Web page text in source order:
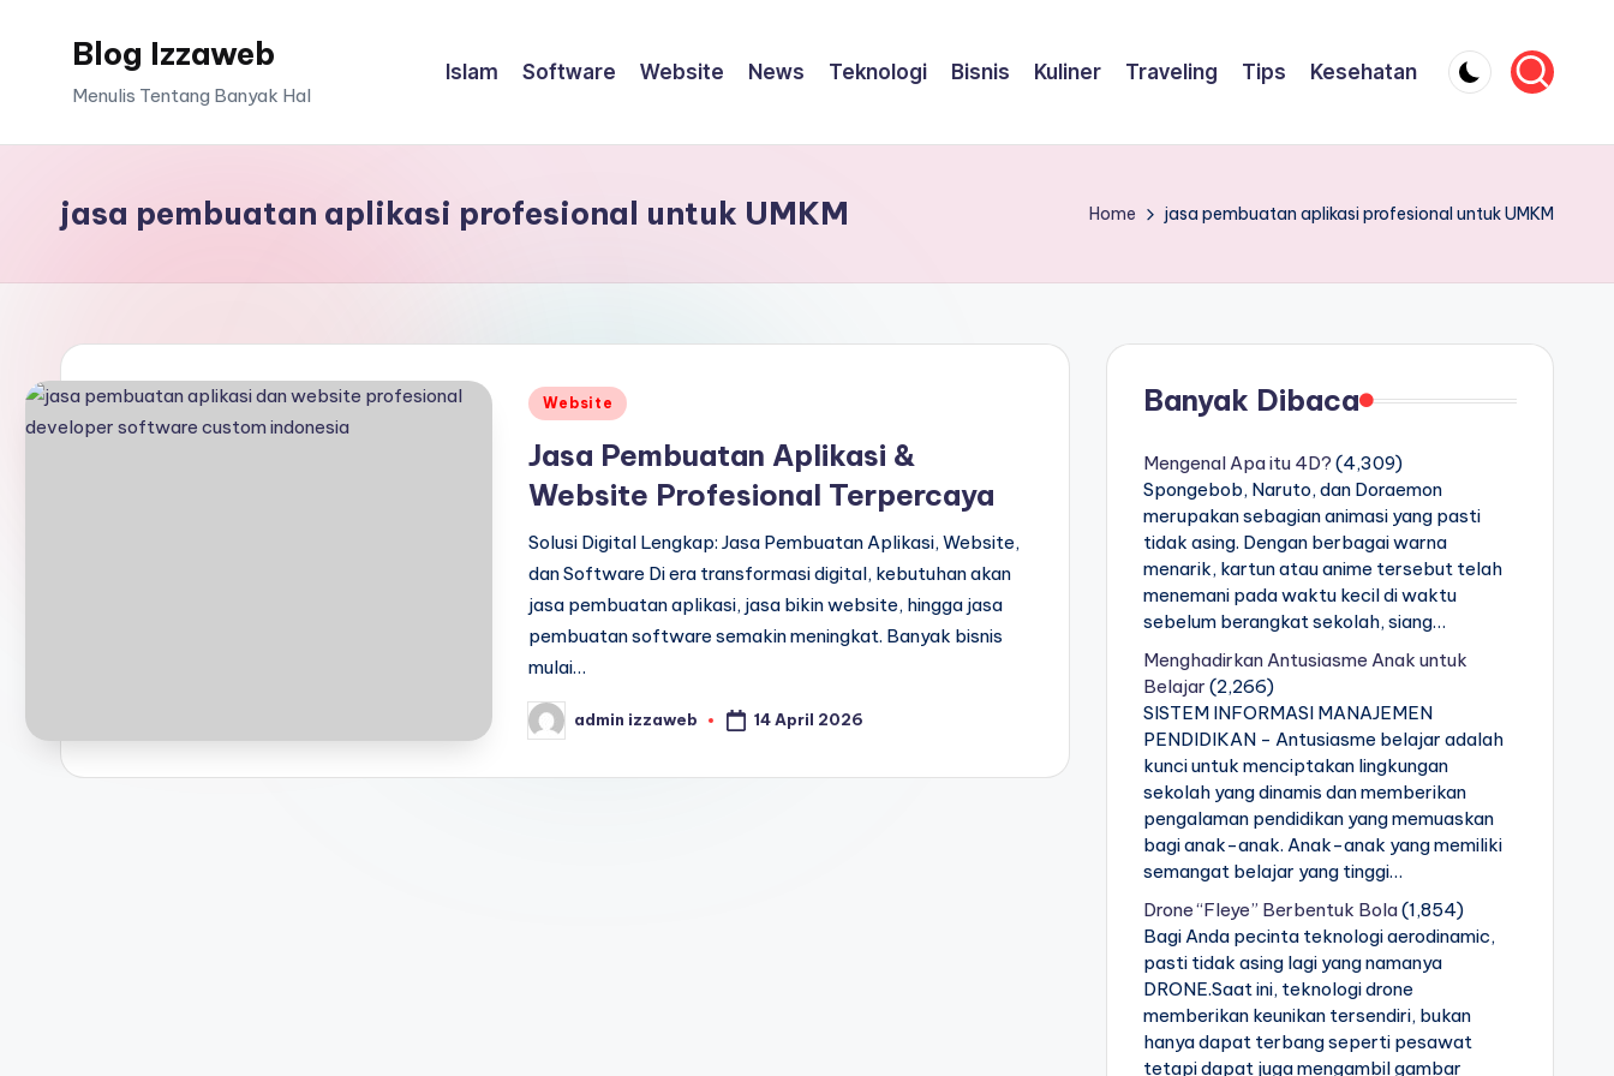
Blog Izzaweb
Menulis Tentang Banyak Hal
Islam Software Website News Teknologi Bisnis Kuliner Traveling Tips Kesehatan
jasa pembuatan aplikasi profesional untuk UMKM Home jasa pembuatan aplikasi profesional untuk UMKM
Posted
Website
Jasa Pembuatan Aplikasi &
Website Profesional Terpercaya
Solusi Digital Lengkap: Jasa Pembuatan Aplikasi, Website,
dan Software Di era transformasi digital, kebutuhan akan
jasa pembuatan aplikasi, jasa bikin website, hingga jasa
pembuatan software semakin meningkat. Banyak bisnis
mulai…
Posted
by
admin izzaweb 14 April 2026
Banyak Dibaca
Mengenal Apa itu 4D? (4,309)
Spongebob, Naruto, dan Doraemon
merupakan sebagian animasi yang pasti
tidak asing. Dengan berbagai warna
menarik, kartun atau anime tersebut telah
menemani pada waktu kecil di waktu
sebelum berangkat sekolah, siang…
Menghadirkan Antusiasme Anak untuk
Belajar (2,266)
SISTEM INFORMASI MANAJEMEN
PENDIDIKAN - Antusiasme belajar adalah
kunci untuk menciptakan lingkungan
sekolah yang dinamis dan memberikan
pengalaman pendidikan yang memuaskan
bagi anak-anak. Anak-anak yang memiliki
semangat belajar yang tinggi…
Drone “Fleye” Berbentuk Bola(1,854)
Bagi Anda pecinta teknologi aerodinamic,
pasti tidak asing lagi yang namanya
DRONE.Saat ini, teknologi drone
memberikan keunikan tersendiri, bukan
hanya dapat terbang seperti pesawat
tetapi dapat juga mengambil gambar